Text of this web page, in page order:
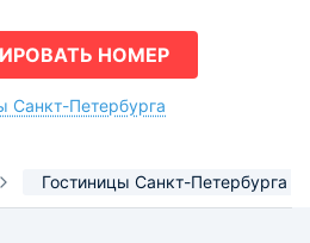
НОМЕР
Санкт-Петербурга
Гостиницы Санкт-Петербурга